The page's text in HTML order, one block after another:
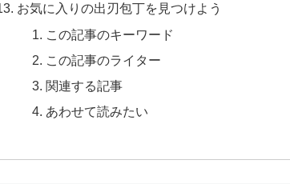
お気に入りの出刃包丁を見つけよう
この記事のキーワード
この記事のライター
関連する記事
あわせて読みたい